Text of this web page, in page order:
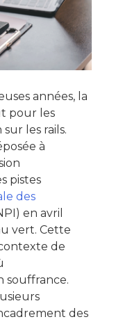
années, la
pour les
les rails.
à
pistes
des
en avril
vert. Cette
de
souffrance.
des